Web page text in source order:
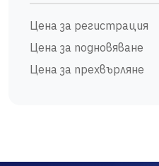
Цена за регистрация
Цена за подновяване
Цена за прехвърляне